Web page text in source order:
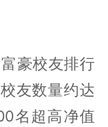
豪校友排行
友数量约达
名超高净值